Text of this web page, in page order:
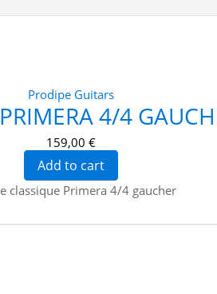
Prodipe Guitars
4/4
159,00 €
Add to cart
classique Primera 4/4 gaucher